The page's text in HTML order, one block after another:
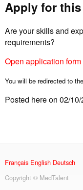
Apply for
Are your skills and
requirements?
Open application form
You will be redirected to
Posted here on 02/
Français English Deutsch
Copyright © MedTalent